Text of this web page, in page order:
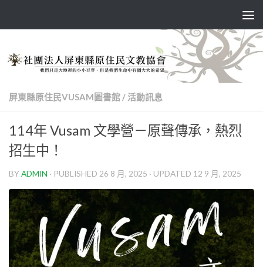
屏東縣原住民VUSAM圖書館 / 活動訊息
114年 Vusam 文學營－原聲傳承，熱烈
招生中！
BYADMIN · PUBLISHED 26 8 月, 2025 · UPDATED 12 9 月, 2025